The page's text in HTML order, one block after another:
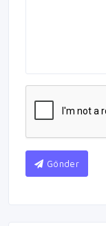
Gönder